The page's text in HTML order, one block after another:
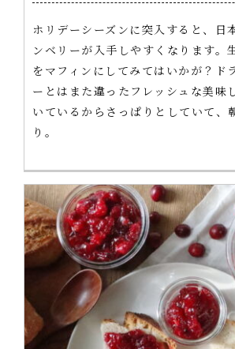
ホリデーシーズンに突入すると、日
ンベリーが入手しやすくなります。
をマフィンにしてみてはいかが？ド
ーとはまた違ったフレッシュな美味
いているからさっぱりとしていて、
り。